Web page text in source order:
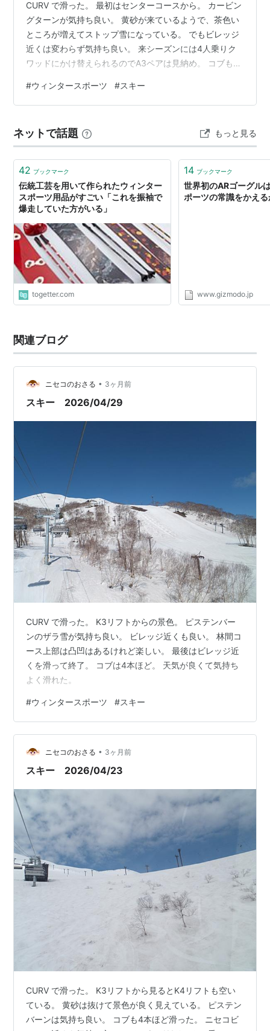
CURV で滑った。 最初はセンターコースから。 カービン
グターンが気持ち良い。 黄砂が来ているようで、茶色い
ところが増えてストップ雪になっている。 でもビレッジ
近くは変わらず気持ち良い。 来シーズンには4人乗りク
ワッドにかけ替えられるのでA3ペアは見納め。 コブも４
てもらった。
#ウィンタースポーツ #スキー
ネットで話題 もっと見る
42 ブックマーク
伝統工芸を用いて作られたウィンター
スポーツ用品がすごい「これを振袖で
爆走していた方がいる」
togetter.com
14 ブックマーク
世界初のARゴーグル
ポーツの常識をかえ
www.gizmodo.jp
関連ブログ
ニセコのおさる • 3ヶ月前
スキー 2026/04/29
CURV で滑った。 K3リフトからの景色。 ピステンバー
ンのザラ雪が気持ち良い。 ビレッジ近くも良い。 林間コ
ース上部は凸凹はあるけれど楽しい。 最後はビレッジ近
くを滑って終了。 コブは4本ほど。 天気が良くて気持ち
よく滑れた。
#ウィンタースポーツ #スキー
ニセコのおさる • 3ヶ月前
スキー 2026/04/23
CURV で滑った。 K3リフトから見るとK4リフトも空い
ている。 黄砂は抜けて景色が良く見えている。 ピステン
バーンは気持ち良い。 コブも4本ほど滑った。 ニセコビ